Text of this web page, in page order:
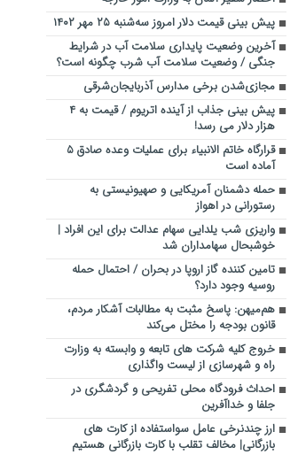
پیش بینی قیمت دلار امروز سه‌شنبه ۲۵ مهر ۱۴۰۲
آخرین وضعیت پایداری سلامت آب در شرایط
جنگی / وضعیت سلامت آب شرب چگونه است؟
مجازی‌شدن برخی مدارس آذربایجان‌شرقی
پیش بینی جذاب از آینده اتریوم / قیمت به ۴
هزار دلار می رسد!
قرارگاه خاتم الانبیاء برای عملیات‌ وعده صادق ۵
آماده است
حمله دشمنان آمریکایی و صهیونیستی به
رستورانی در اهواز
واریزی شب یلدایی سهام عدالت برای این افراد |
خوشبحال سهامداران شد
تامین کننده گاز اروپا در بحران / احتمال حمله
روسیه وجود دارد؟
هم‌میهن: پاسخ مثبت به مطالبات آشکار مردم،
قانون بودجه را مختل می‌کند
خروج کلیه شرکت های تابعه و وابسته به وزارت
راه و شهرسازی از لیست واگذاری
احداث فرودگاه محلی تفریحی و گردشگری در
جلفا و خداآفرین
ارز چندنرخی عامل سواستفاده از کارت های
بازرگانی| مخالف تقلب با کارت بازرگانی هستیم